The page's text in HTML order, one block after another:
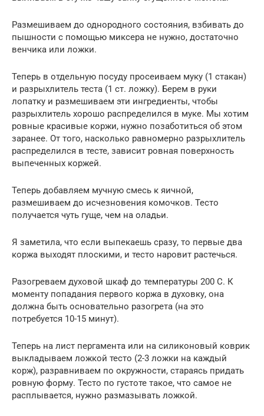
Размешиваем до однородного состояния, взбивать до
пышности с помощью миксера не нужно, достаточно
венчика или ложки.
Теперь в отдельную посуду просеиваем муку (1 стакан)
и разрыхлитель теста (1 ст. ложку). Берем в руки
лопатку и размешиваем эти ингредиенты, чтобы
разрыхлитель хорошо распределился в муке. Мы хотим
ровные красивые коржи, нужно позаботиться об этом
заранее. От того, насколько равномерно разрыхлитель
распределился в тесте, зависит ровная поверхность
выпеченных коржей.
Теперь добавляем мучную смесь к яичной,
размешиваем до исчезновения комочков. Тесто
получается чуть гуще, чем на оладьи.
Я заметила, что если выпекаешь сразу, то первые два
коржа выходят плоскими, и тесто наровит растечься.
Разогреваем духовой шкаф до температуры 200 С. К
моменту попадания первого коржа в духовку, она
должна быть основательно разогрета (на это
потребуется 10-15 минут).
Теперь на лист пергамента или на силиконовый коврик
выкладываем ложкой тесто (2-3 ложки на каждый
корж), разравниваем по окружности, стараясь придать
ровную форму. Тесто по густоте такое, что самое не
расплывается, нужно размазывать ложкой.